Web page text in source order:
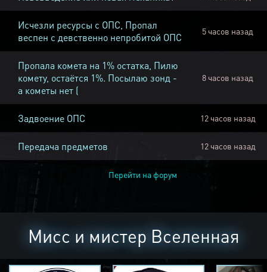
Исчезли ресурсы с ОПС, Пропал
веспен с девственно непробитой ОПС
5 часов назад
Пропала комета на 1% остатка, Пилю
комету, остаётся 1%. Посылаю зонд -
а кометы нет (
8 часов назад
Задвоение ОПС 12 часов назад
Передача предметов 12 часов назад
Перейти на форум
Мисс и мистер Вселенная